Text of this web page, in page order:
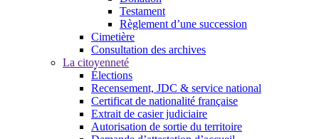
Testament
Règlement d’une succession
Cimetière
Consultation des archives
La citoyenneté
Élections
Recensement, JDC & service national
Certificat de nationalité française
Extrait de casier judiciaire
Autorisation de sortie du territoire